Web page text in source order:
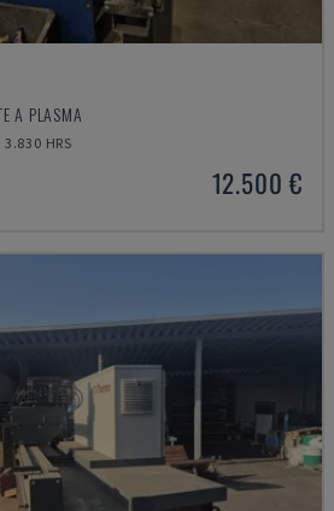
A PLASMA
3.830 HRS
12.500 €